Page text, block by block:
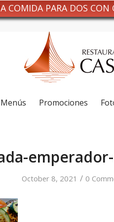
COMIDA PARA DOS
Menús Promociones
October 8, 2021 / 0